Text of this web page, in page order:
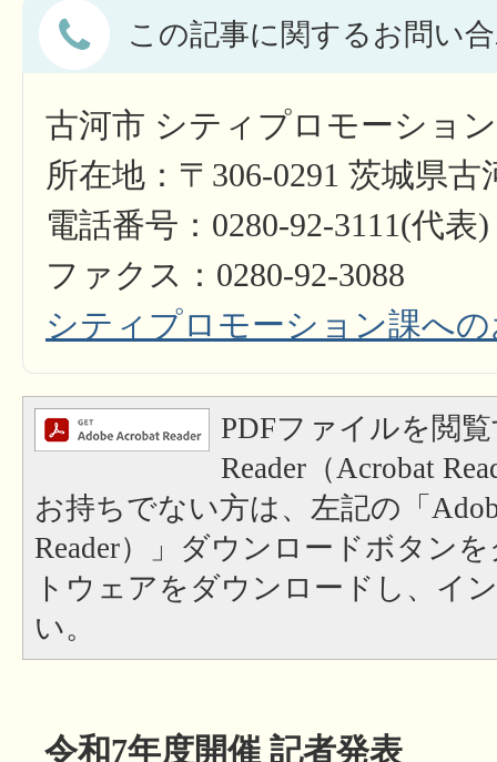
この記事に関するお問い
古河市 シティプロモーシ
所在地：〒306-0291 茨城県
電話番号：0280-92-3111(代表)
ファクス：0280-92-3088
シティプロモーション課へ
PDFファイルを閲
Reader（Acrobat
お持ちでない方は、左記の「
Reader）」ダウンロードボタン
トウェアをダウンロードし、イ
い。
令和7年度開催 記者発表